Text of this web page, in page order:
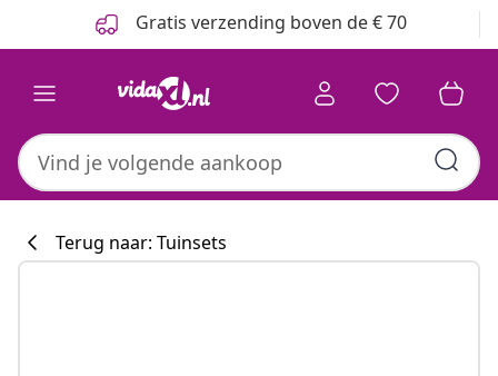
Gratis verzending boven de € 70
Terug naar: Tuinsets